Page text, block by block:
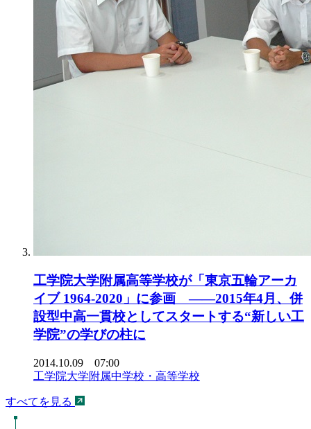
工学院大学附属高等学校が「東京五輪アーカ
イブ 1964-2020」に参画 ――2015年4月、併
設型中高一貫校としてスタートする“新しい工
学院”の学びの柱に
2014.10.09 07:00
工学院大学附属中学校・高等学校
すべてを見る